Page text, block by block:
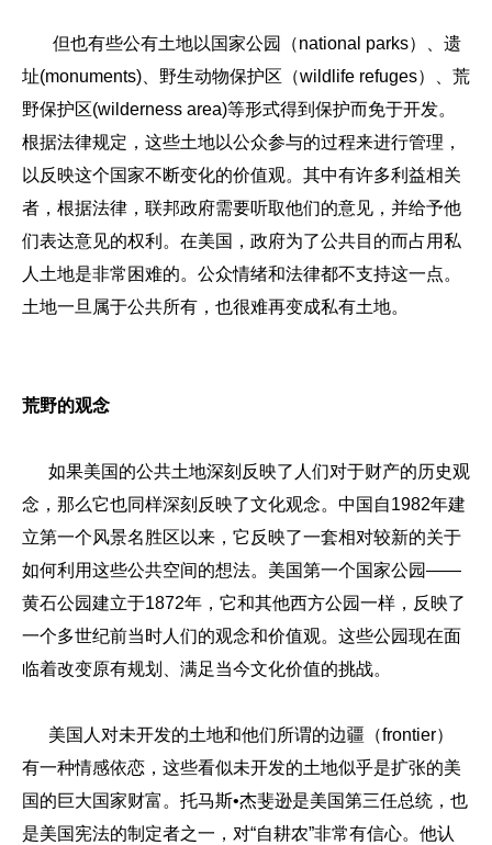
但也有些公有土地以国家公园（national parks）、遗
址(monuments)、野生动物保护区（wildlife refuges）、荒
野保护区(wilderness area)等形式得到保护而免于开发。
根据法律规定，这些土地以公众参与的过程来进行管理，
以反映这个国家不断变化的价值观。其中有许多利益相关
者，根据法律，联邦政府需要听取他们的意见，并给予他
们表达意见的权利。在美国，政府为了公共目的而占用私
人土地是非常困难的。公众情绪和法律都不支持这一点。
土地一旦属于公共所有，也很难再变成私有土地。
荒野的观念
如果美国的公共土地深刻反映了人们对于财产的历史观
念，那么它也同样深刻反映了文化观念。中国自1982年建
立第一个风景名胜区以来，它反映了一套相对较新的关于
如何利用这些公共空间的想法。美国第一个国家公园——
黄石公园建立于1872年，它和其他西方公园一样，反映了
一个多世纪前当时人们的观念和价值观。这些公园现在面
临着改变原有规划、满足当今文化价值的挑战。
美国人对未开发的土地和他们所谓的边疆（frontier）
有一种情感依恋，这些看似未开发的土地似乎是扩张的美
国的巨大国家财富。托马斯•杰斐逊是美国第三任总统，也
是美国宪法的制定者之一，对“自耕农”非常有信心。他认